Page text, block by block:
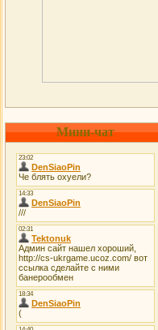
Мини-чат